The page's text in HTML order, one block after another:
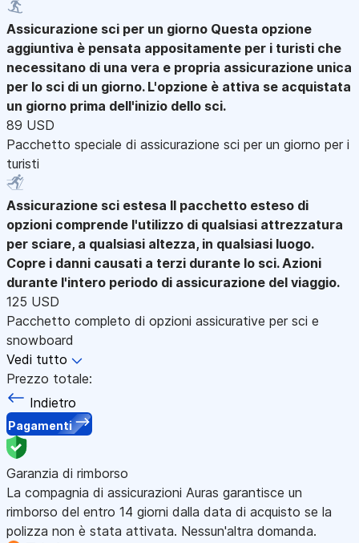
Assicurazione sci per un giorno Questa opzione
aggiuntiva è pensata appositamente per i turisti che
necessitano di una vera e propria assicurazione unica
per lo sci di un giorno. L'opzione è attiva se acquistata
un giorno prima dell'inizio dello sci.
89 USD
Pacchetto speciale di assicurazione sci per un giorno per i
turisti
Assicurazione sci estesa Il pacchetto esteso di
opzioni comprende l'utilizzo di qualsiasi attrezzatura
per sciare, a qualsiasi altezza, in qualsiasi luogo.
Copre i danni causati a terzi durante lo sci. Azioni
durante l'intero periodo di assicurazione del viaggio.
125 USD
Pacchetto completo di opzioni assicurative per sci e
snowboard
Vedi tutto
Prezzo totale:
Indietro
Pagamenti
Garanzia di rimborso
La compagnia di assicurazioni Auras garantisce un
rimborso del entro 14 giorni dalla data di acquisto se la
polizza non è stata attivata. Nessun'altra domanda.